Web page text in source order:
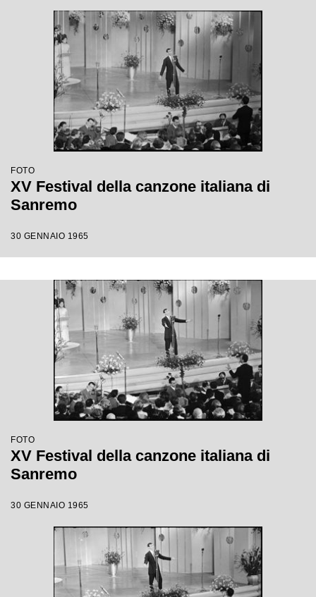
FOTO
XV Festival della canzone italiana di
Sanremo
30 GENNAIO 1965
FOTO
XV Festival della canzone italiana di
Sanremo
30 GENNAIO 1965